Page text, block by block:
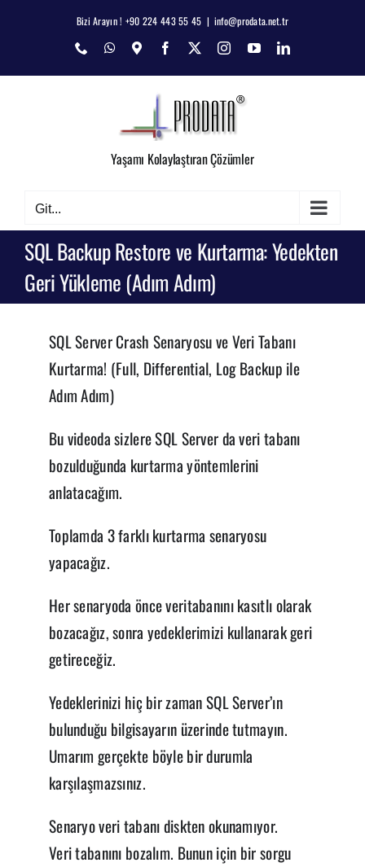
Bizi Arayın ! +90 224 443 55 45 | info@prodata.net.tr
Phone WhatsApp
Map Facebook Instagram
YouTubeLinkedIn
Yaşamı Kolaylaştıran Çözümler
Git...
SQL Backup Restore ve Kurtarma: Yedekten
Geri Yükleme (Adım Adım)
SQL Server Crash Senaryosu ve Veri Tabanı
Kurtarma! (Full, Differential, Log Backup ile
Adım Adım)
Bu videoda sizlere SQL Server da veri tabanı
bozulduğunda kurtarma yöntemlerini
anlatacağım.
Toplamda 3 farklı kurtarma senaryosu
yapacağız.
Her senaryoda önce veritabanını kasıtlı olarak
bozacağız, sonra yedeklerimizi kullanarak geri
getireceğiz.
Yedeklerinizi hiç bir zaman SQL Server’ın
bulunduğu bilgisayarın üzerinde tutmayın.
Umarım gerçekte böyle bir durumla
karşılaşmazsınız.
Senaryo veri tabanı diskten okunamıyor.
Veri tabanını bozalım. Bunun için bir sorgu